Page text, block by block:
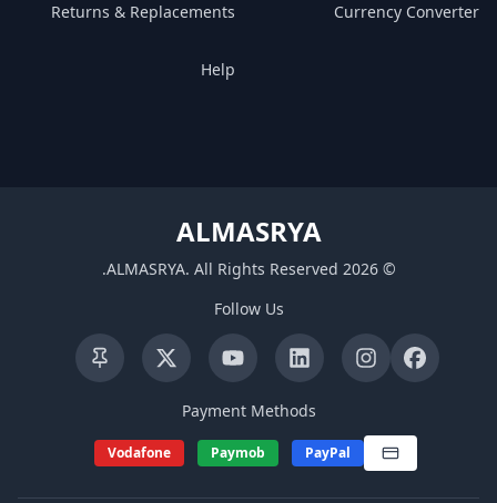
Currency Converter
Returns & Replacements
Help
ALMASRYA
©
2026
ALMASRYA. All Rights Reserved
.
Follow Us
Payment Methods
PayPal
Paymob
Vodafone